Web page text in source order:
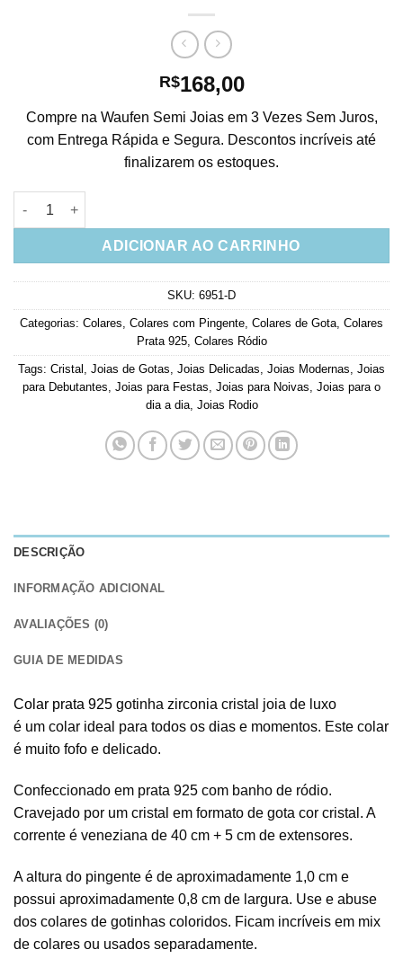
R$168,00
Compre na Waufen Semi Joias em 3 Vezes Sem Juros,
com Entrega Rápida e Segura. Descontos incríveis até
finalizarem os estoques.
Colar Prata 925 Gotinha Zirconia Cristal Joia De Luxo
ADICIONAR AO CARRINHO
SKU: 6951-D
Categorias: Colares, Colares com Pingente, Colares de Gota, Colares
Prata 925, Colares Ródio
Tags: Cristal , Joias de Gotas, Joias Delicadas, Joias Modernas, Joias
para Debutantes, Joias para Festas, Joias para Noivas, Joias para o
dia a dia, Joias Rodio
DESCRIÇÃO
INFORMAÇÃO ADICIONAL
AVALIAÇÕES (0)
GUIA DE MEDIDAS
Colar prata 925 gotinha zirconia cristal joia de luxo
é um colar ideal para todos os dias e momentos. Este colar
é muito fofo e delicado.
Confeccionado em prata 925 com banho de ródio.
Cravejado por um cristal em formato de gota cor cristal. A
corrente é veneziana de 40 cm + 5 cm de extensores.
A altura do pingente é de aproximadamente 1,0 cm e
possui aproximadamente 0,8 cm de largura. Use e abuse
dos colares de gotinhas coloridos. Ficam incríveis em mix
de colares ou usados separadamente.